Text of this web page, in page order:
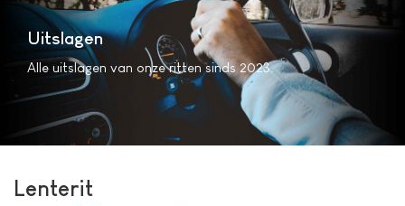
Uitslagen
Alle uitslagen van onze ritten sinds 2023.
Lenterit